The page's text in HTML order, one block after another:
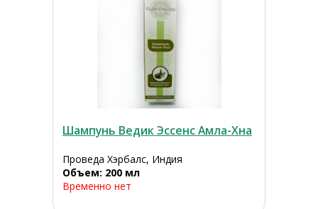
Шампунь Ведик Эссенс Амла-Хна
Проведа Хэрбалс, Индия
Объем: 200 мл
Временно нет